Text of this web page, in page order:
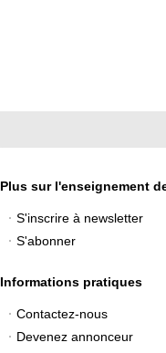
Plus sur l'enseignement
S'inscrire à newsletter
S'abonner
Informations pratiques
Contactez-nous
Devenez annonceur